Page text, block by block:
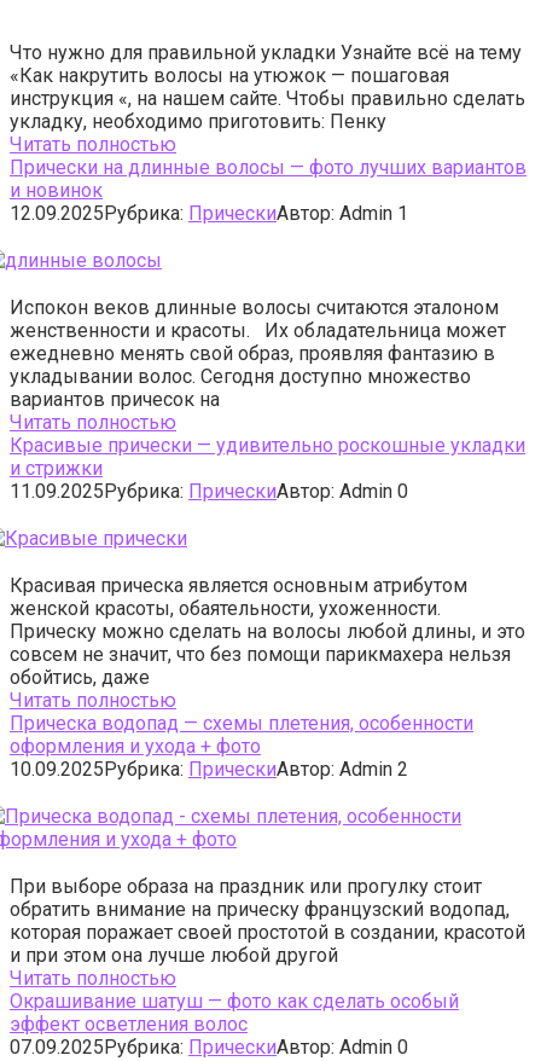
Что нужно для правильной укладки Узнайте всё на тему
«Как накрутить волосы на утюжок — пошаговая
инструкция «, на нашем сайте. Чтобы правильно сделать
укладку, необходимо приготовить: Пенку
Читать полностью
Прически на длинные волосы — фото лучших вариантов
и новинок
12.09.2025 Рубрика: ПрическиАвтор: Admin 1
Испокон веков длинные волосы считаются эталоном
женственности и красоты. Их обладательница может
ежедневно менять свой образ, проявляя фантазию в
укладывании волос. Сегодня доступно множество
вариантов причесок на
Читать полностью
Красивые прически — удивительно роскошные укладки
и стрижки
11.09.2025 Рубрика: ПрическиАвтор: Admin 0
Красивая прическа является основным атрибутом
женской красоты, обаятельности, ухоженности.
Прическу можно сделать на волосы любой длины, и это
совсем не значит, что без помощи парикмахера нельзя
обойтись, даже
Читать полностью
Прическа водопад — схемы плетения, особенности
оформления и ухода + фото
10.09.2025 Рубрика: ПрическиАвтор: Admin 2
При выборе образа на праздник или прогулку стоит
обратить внимание на прическу французский водопад,
которая поражает своей простотой в создании, красотой
и при этом она лучше любой другой
Читать полностью
Окрашивание шатуш — фото как сделать особый
эффект осветления волос
07.09.2025 Рубрика: ПрическиАвтор: Admin 0